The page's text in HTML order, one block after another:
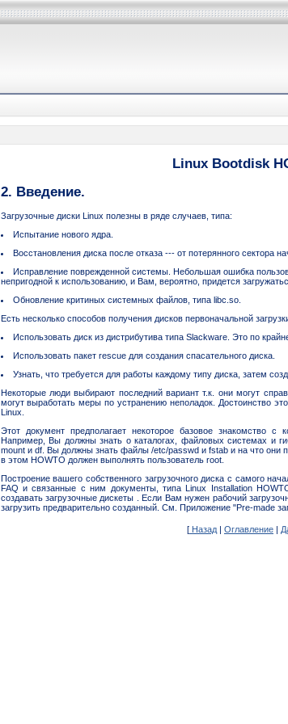
Linux Bootdisk
2. Введение.
Загрузочные диски Linux полезны в ряде случаев, типа:
Испытание нового ядра.
Восстановления диска после отказа --- от потерянного сектора
Исправление поврежденной системы. Небольшая ошибка
непригодной к использованию, и Вам, вероятно, придется
Обновление критиных системных файлов, типа libc.so.
Есть несколько способов получения дисков первоначальной
Использовать диск из дистрибутива типа Slackware. Это по
Использовать пакет rescue для создания спасательного диска.
Узнать, что требуется для работы каждому типу диска, затем
Некоторые люди выбирают последний вариант т.к. они могут
могут выработать меры по устранению неполадок. Достоинство
Linux.
Этот документ предполагает некоторое базовое знакомство с
Например, Вы должны знать о каталогах, файловых системах и
mount и df. Вы должны знать файлы /etc/passwd и fstab и на что они
в этом HOWTO должен выполнять пользователь root.
Построение вашего собственного загрузочного диска с самого
FAQ и связанные с ним документы, типа Linux Installation
создавать загрузочные дискеты . Если Вам нужен рабочий
загрузить предварительно созданный. См. Приложение "Pre-made
[ Назад Оглавление